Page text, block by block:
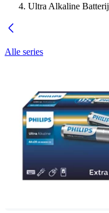
Ultra Alkaline Batterij
Alle series